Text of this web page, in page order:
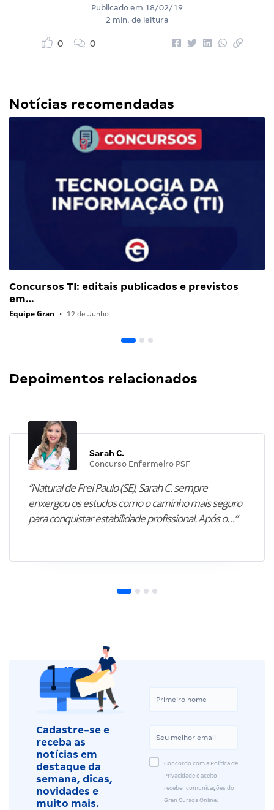
Publicado em 18/02/19
2 min. de leitura
0 0
Notícias recomendadas
Concursos TI: editais publicados e previstos
em…
Equipe Gran • 12 de Junho
Depoimentos relacionados
Sarah C.
Concurso Enfermeiro PSF
“Natural de Frei Paulo (SE), Sarah C. sempre
enxergou os estudos como o caminho mais seguro
para conquistar estabilidade profissional. Após o…”
Cadastre-se e
receba as
notícias em
destaque da
semana, dicas,
novidades e
muito mais.
Concordo com a Política de
Privacidade e aceito
receber comunicações do
Gran Cursos Online.